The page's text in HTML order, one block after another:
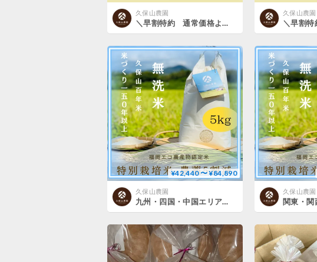
久保山農園
＼早割特約 通常価格より最大8％OFF／九州・四国・中国エリア【白米５kg定期便 送料込み】令和８年産新米 １２回コース／６回コース【特別栽培米】農薬５割減
久保山農園
¥42,440 〜 ¥84,890
久保山農園
九州・四国・中国エリア【無洗米５kg定期便 送料込み】令和８年産新米 １２回コース／６回コース【特別栽培米】農薬５割減
久保山農園